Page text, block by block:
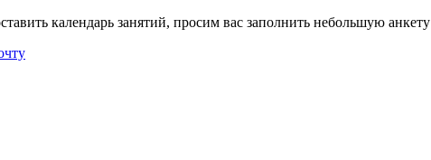
календарь занятий, просим вас заполнить небольшую анкету